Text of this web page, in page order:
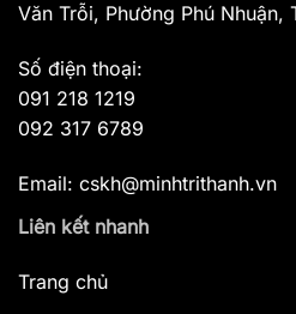
Văn Trỗi, Phường Phú Nhuận,
Số điện thoại:
091 218 1219
092 317 6789
Email: cskh@minhtrithanh.vn
Liên kết nhanh
Trang chủ